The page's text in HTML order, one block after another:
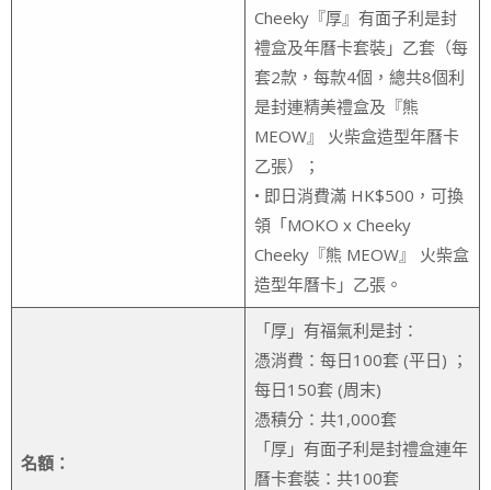
Cheeky『厚』有面子利是封
禮盒及年曆卡套裝」乙套（每
套2款，每款4個，總共8個利
是封連精美禮盒及『熊
MEOW』 火柴盒造型年曆卡
乙張）；
• 即日消費滿 HK$500，可換
領「MOKO x Cheeky
Cheeky『熊 MEOW』 火柴盒
造型年曆卡」乙張。
名額：
「厚」有福氣利是封：
憑消費：每日100套 (平日) ；
每日150套 (周末)
憑積分：共1,000套
「厚」有面子利是封禮盒連年
曆卡套裝：共100套